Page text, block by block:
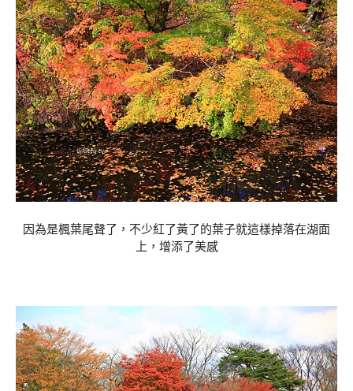
因為是楓葉尾聲了，不少紅了黃了的葉子就這樣掉落在湖面
上，增添了美感